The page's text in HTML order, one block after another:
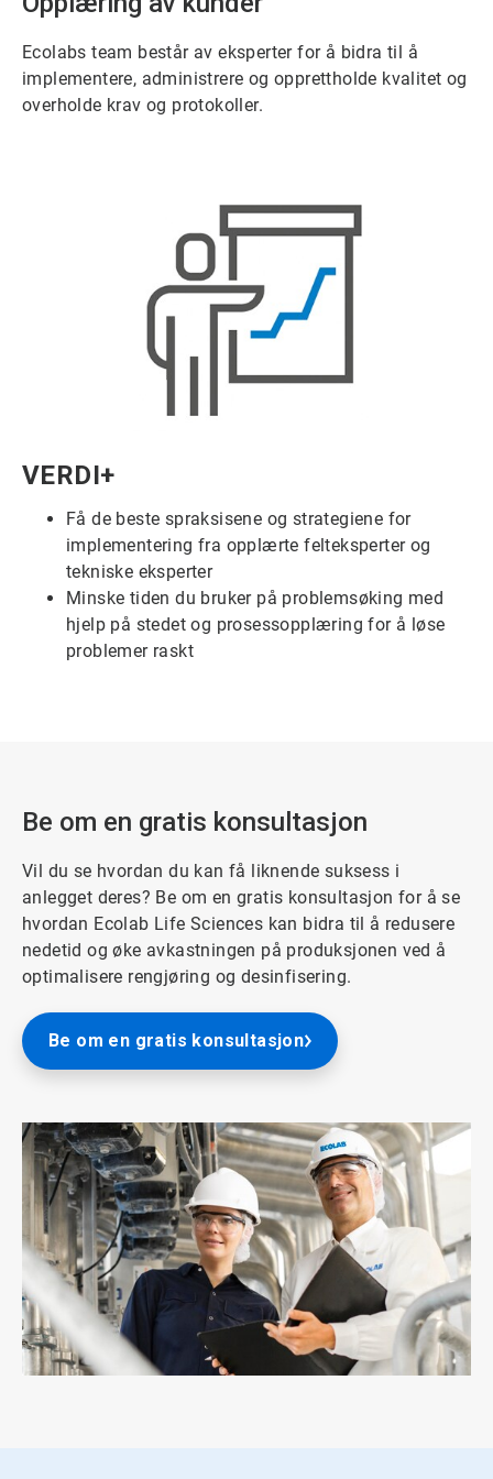
ArticleTile
Ecolabs team består av eksperter for å bidra til å
implementere, administrere og opprettholde kvalitet og
overholde krav og protokoller.
VERDI+
Få de beste spraksisene og strategiene for
implementering fra opplærte felteksperter og
tekniske eksperter
Minske tiden du bruker på problemsøking med
hjelp på stedet og prosessopplæring for å løse
problemer raskt
Be om en gratis konsultasjon
Vil du se hvordan du kan få liknende suksess i
anlegget deres? Be om en gratis konsultasjon for å se
hvordan Ecolab Life Sciences kan bidra til å redusere
nedetid og øke avkastningen på produksjonen ved å
optimalisere rengjøring og desinfisering.
Be om en gratis konsultasjon